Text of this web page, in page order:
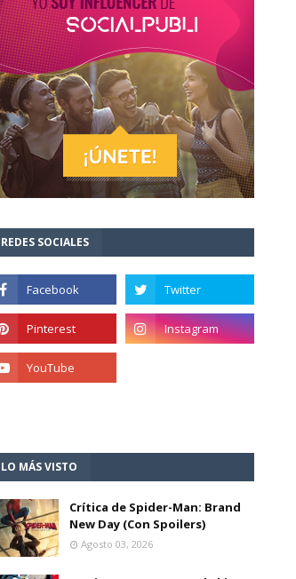
REDES SOCIALES
LO MÁS VISTO
Crítica de Spider-Man: Brand
New Day (Con Spoilers)
Agosto 03, 2026